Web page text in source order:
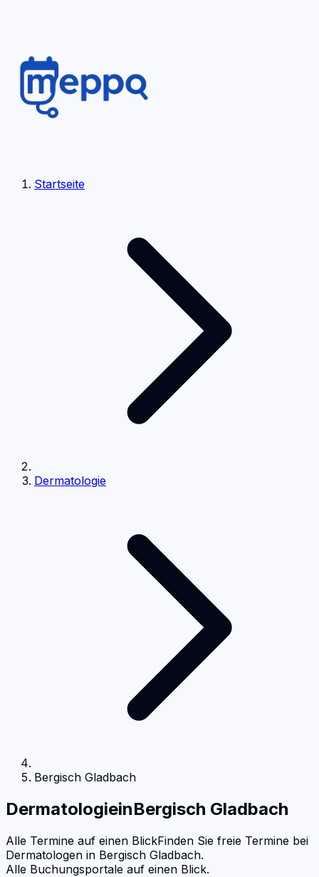
Startseite
Dermatologie
Bergisch Gladbach
DermatologieinBergisch Gladbach
Alle Termine auf einen BlickFinden Sie freie Termine bei
Dermatologen in Bergisch Gladbach.
Alle Buchungsportale auf einen Blick.